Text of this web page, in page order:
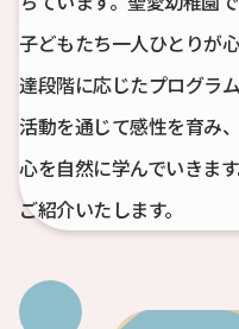
子どもたち一人ひとりが
達段階に応じたプログラ
活動を通じて感性を育み
心を自然に学んでいきま
ご紹介いたします。